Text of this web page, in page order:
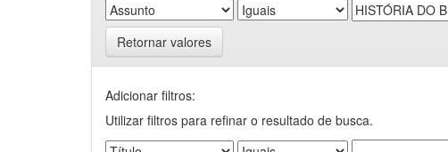
Retornar valores
Adicionar filtros:
Utilizar filtros para refinar o resultado de busca.